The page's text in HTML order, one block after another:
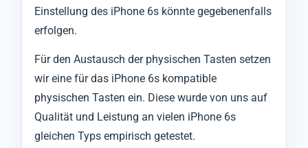
Einstellung des iPhone 6s könnte gegebenenfalls
erfolgen.
Für den Austausch der physischen Tasten setzen
wir eine für das iPhone 6s kompatible
physischen Tasten ein. Diese wurde von uns auf
Qualität und Leistung an vielen iPhone 6s
gleichen Typs empirisch getestet.